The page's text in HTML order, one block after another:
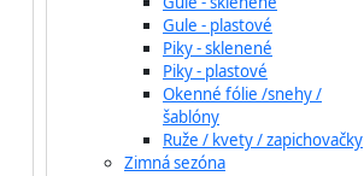
Gule - plastové
Piky - sklenené
Piky - plastové
Okenné fólie /snehy /
šablóny
Ruže / kvety / zapichovačky
Zimná sezóna